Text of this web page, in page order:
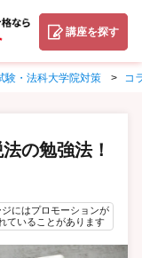
講座を探す
験・法科大学院対策 コ
の勉強法！
にはプロモーションが
ていることがあります